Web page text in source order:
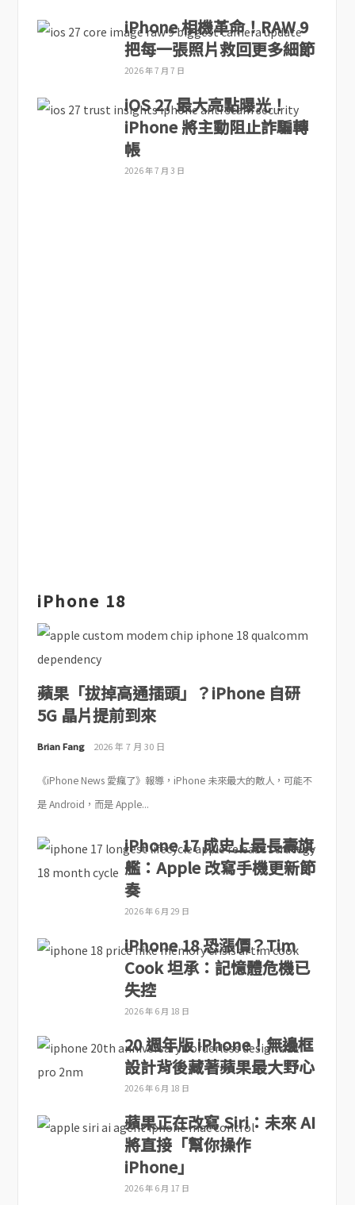
iPhone 相機革命！RAW 9
把每一張照片救回更多細節
2026 年 7 月 7 日
iOS 27 最大亮點曝光！
iPhone 將主動阻止詐騙轉
帳
2026 年 7 月 3 日
iPhone 18
蘋果「拔掉高通插頭」？iPhone 自研
5G 晶片提前到來
Brian Fang 2026 年 7 月 30 日
《iPhone News 愛瘋了》報導，iPhone 未來最大的敵人，可能不
是 Android，而是 Apple...
iPhone 17 成史上最長壽旗
艦：Apple 改寫手機更新節
奏
2026 年 6 月 29 日
iPhone 18 恐漲價？Tim
Cook 坦承：記憶體危機已
失控
2026 年 6 月 18 日
20 週年版 iPhone！無邊框
設計背後藏著蘋果最大野心
2026 年 6 月 18 日
蘋果正在改寫 Siri：未來 AI
將直接「幫你操作
iPhone」
2026 年 6 月 17 日